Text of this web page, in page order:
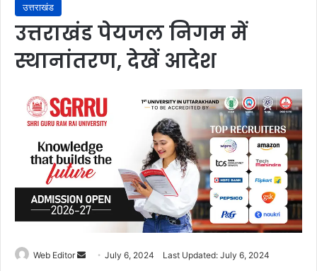
उत्तराखंड
उत्तराखंड पेयजल निगम में
स्थानांतरण, देखें आदेश
Web Editor July 6, 2024 Last Updated: July 6, 2024